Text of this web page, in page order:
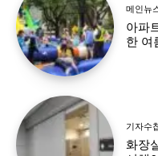
메인뉴
아파
한 여
기자수
화장